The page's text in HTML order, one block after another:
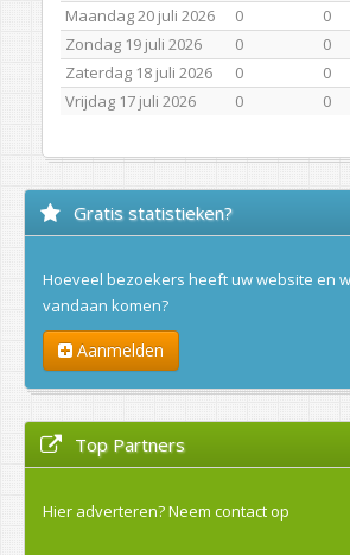
Maandag 20 juli 2026
0 0
Zondag 19 juli 2026
0 0
Zaterdag 18 juli 2026
0 0
Vrijdag 17 juli 2026
0 0
Gratis statistieken?
Hoeveel bezoekers heeft uw website en
vandaan komen?
Aanmelden
Top Partners
Hier adverteren?Neem contact op